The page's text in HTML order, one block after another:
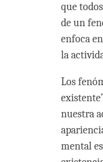
que
de un
enfoca
la
Los
nuestra
mental